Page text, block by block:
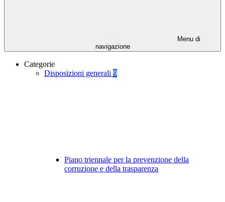
Menu di
navigazione
Categorie
Disposizioni generali 9
Piano triennale per la prevenzione della
corruzione e della trasparenza